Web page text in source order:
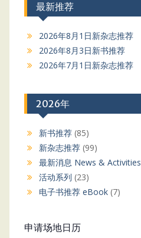
最新推荐
2026年8月1日新杂志推荐
2026年8月3日新书推荐
2026年7月1日新杂志推荐
2026年
新书推荐(85)
新杂志推荐(99)
最新消息 News & Activities
活动系列 (23)
电子书推荐 eBook(7)
申请场地日历